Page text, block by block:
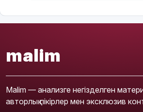
malim
Malim — анализге негізделген
авторлық пікірлер мен эксклюзив